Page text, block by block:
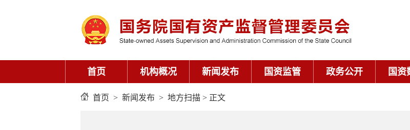
首页 机构概况 新闻发布 国资监管 政务公开 国资
首页 > 新闻发布 > 地方扫描 > 正文